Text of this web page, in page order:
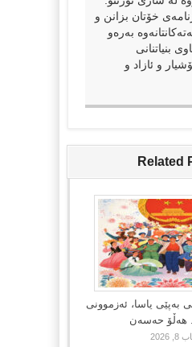
خۆتان بزانن و
بەرەو
بنیاتنانی
و ئازاد و
Related
بەپێی یاسا، ئەزموونی
هەڵۆ حەسەن
8, 2026